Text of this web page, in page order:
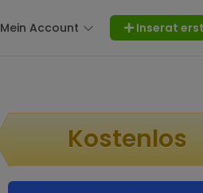
Mein Account Inserat
Kostenlos